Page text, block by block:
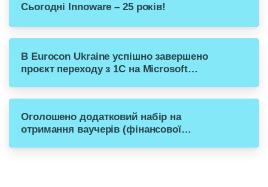
Сьогодні Innoware – 25 років!
В Eurocon Ukraine успішно завершено
проєкт переходу з 1С на Microsoft
Оголошено додатковий набір на
отримання ваучерів (фінансової